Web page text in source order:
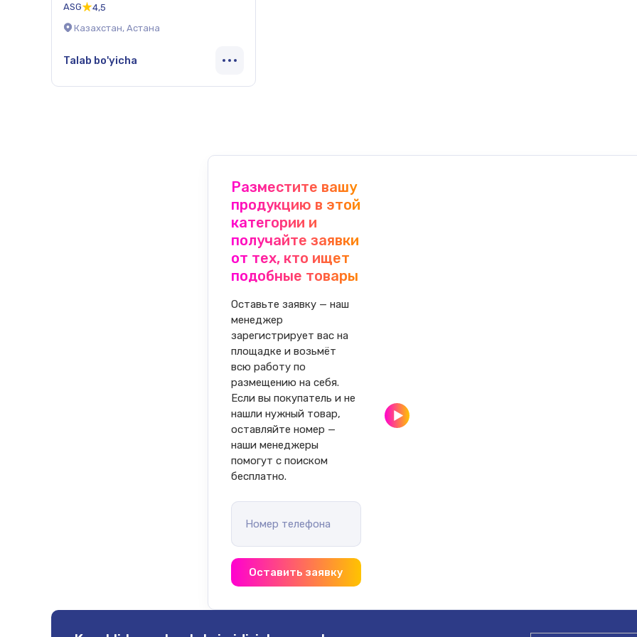
ASG
4,5
Казахстан, Астана
Talab bo'yicha
Разместите вашу
продукцию в этой
категории и
получайте заявки
от тех, кто ищет
подобные товары
Оставьте заявку — наш
менеджер
зарегистрирует вас на
площадке и возьмёт
всю работу по
размещению на себя.
Если вы покупатель и не
нашли нужный товар,
оставляйте номер —
наши менеджеры
помогут с поиском
бесплатно.
Номер телефона
Оставить заявку